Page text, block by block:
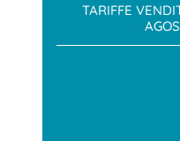
TARIFFE